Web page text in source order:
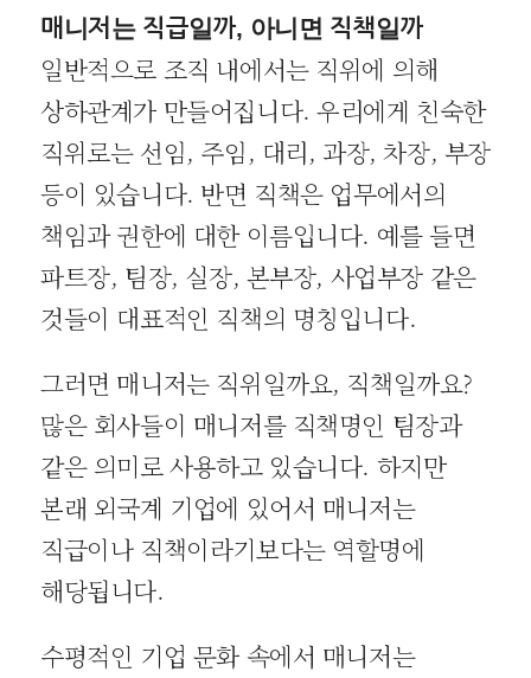
매니저는 직급일까, 아니면 직책일까
일반적으로 조직 내에서는 직위에 의해
상하관계가 만들어집니다. 우리에게 친숙한
직위로는 선임, 주임, 대리, 과장, 차장, 부장
등이 있습니다. 반면 직책은 업무에서의
책임과 권한에 대한 이름입니다. 예를 들면
파트장, 팀장, 실장, 본부장, 사업부장 같은
것들이 대표적인 직책의 명칭입니다.
그러면 매니저는 직위일까요, 직책일까요?
많은 회사들이 매니저를 직책명인 팀장과
같은 의미로 사용하고 있습니다. 하지만
본래 외국계 기업에 있어서 매니저는
직급이나 직책이라기보다는 역할명에
해당됩니다.
수평적인 기업 문화 속에서 매니저는